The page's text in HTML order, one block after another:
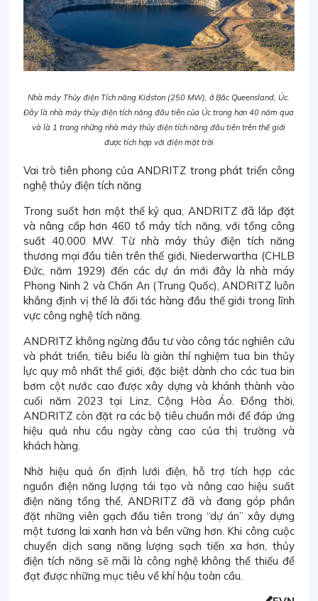
Nhà máy Thủy điện Tích năng Kidston (250 MW), ở Bắc Queensland, Úc.
Đây là nhà máy thủy điện tích năng đầu tiên của Úc trong hơn 40 năm qua
và là 1 trong những nhà máy thủy điện tích năng đầu tiên trên thế giới
được tích hợp với điện mặt trời
Vai trò tiên phong của ANDRITZ trong phát triển công
nghệ thủy điện tích năng
Trong suốt hơn một thế kỷ qua, ANDRITZ đã lắp đặt
và nâng cấp hơn 460 tổ máy tích năng, với tổng công
suất 40.000 MW. Từ nhà máy thủy điện tích năng
thương mại đầu tiên trên thế giới, Niederwartha (CHLB
Đức, năm 1929) đến các dự án mới đây là nhà máy
Phong Ninh 2 và Chấn An (Trung Quốc), ANDRITZ luôn
khẳng định vị thế là đối tác hàng đầu thế giới trong lĩnh
vực công nghệ tích năng.
ANDRITZ không ngừng đầu tư vào công tác nghiên cứu
và phát triển, tiêu biểu là giàn thí nghiệm tua bin thủy
lực quy mô nhất thế giới, đặc biệt dành cho các tua bin
bơm cột nước cao được xây dựng và khánh thành vào
cuối năm 2023 tại Linz, Cộng Hòa Áo. Đồng thời,
ANDRITZ còn đặt ra các bộ tiêu chuẩn mới để đáp ứng
hiệu quả nhu cầu ngày càng cao của thị trường và
khách hàng.
Nhờ hiệu quả ổn định lưới điện, hỗ trợ tích hợp các
nguồn điện năng lượng tái tạo và nâng cao hiệu suất
điện năng tổng thể, ANDRITZ đã và đang góp phần
đặt những viên gạch đầu tiên trong “dự án” xây dựng
một tương lai xanh hơn và bền vững hơn. Khi công cuộc
chuyển dịch sang năng lượng sạch tiến xa hơn, thủy
điện tích năng sẽ mãi là công nghệ không thể thiếu để
đạt được những mục tiêu về khí hậu toàn cầu.